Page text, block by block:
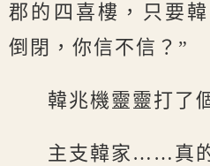
郡的四喜樓，只要
倒閉，你信不信？”
韓兆機靈靈打了
主支韓家……真